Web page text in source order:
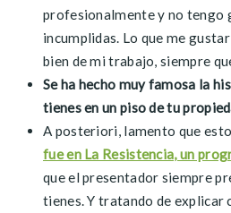
profesionalmente y no tengo
incumplidas. Lo que me
bien de mi trabajo, siempre
Se ha hecho muy famosa la
tienes en un piso de tu
A posteriori, lamento que
fue en La Resistencia, un
que el presentador siempre
tienes. Y tratando de explicar